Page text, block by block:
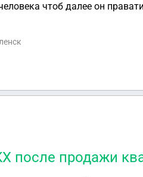
чтоб далее он
отказывает в
после продажи